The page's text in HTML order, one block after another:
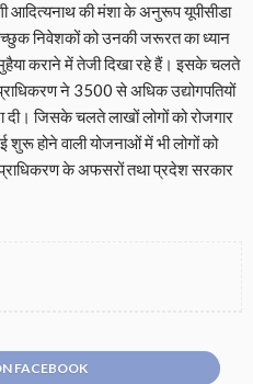
आदित्यनाथ की मंशा के अनुरूप यूपीसीडा
निवेशकों को उनकी जरूरत का ध्यान
कराने में तेजी दिखा रहे हैं। इसके चलते
प्राधिकरण ने 3500 से अधिक उद्योगपतियों
जिसके चलते लाखों लोगों को रोजगार
शुरू होने वाली योजनाओं में भी लोगों को
प्राधिकरण के अफसरों तथा प्रदेश सरकार
FACEBOOK